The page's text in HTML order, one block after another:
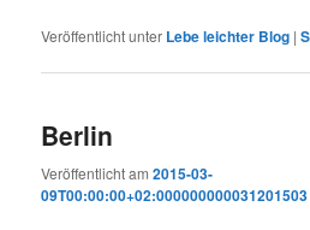
Veröffentlicht unter Lebe leichter Blog |
Berlin
Veröffentlicht am2015-03-
09T00:00:00+02:000000000031201503